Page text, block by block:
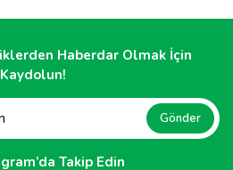
Haberdar Olmak İçin
Kaydolun!
Gönder
Takip Edin